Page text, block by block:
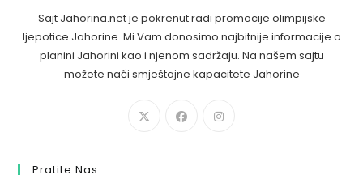
Sajt Jahorina.net je pokrenut radi promocije olimpijske
ljepotice Jahorine. Mi Vam donosimo najbitnije informacije o
planini Jahorini kao i njenom sadržaju. Na našem sajtu
možete naći smještajne kapacitete Jahorine
Pratite Nas